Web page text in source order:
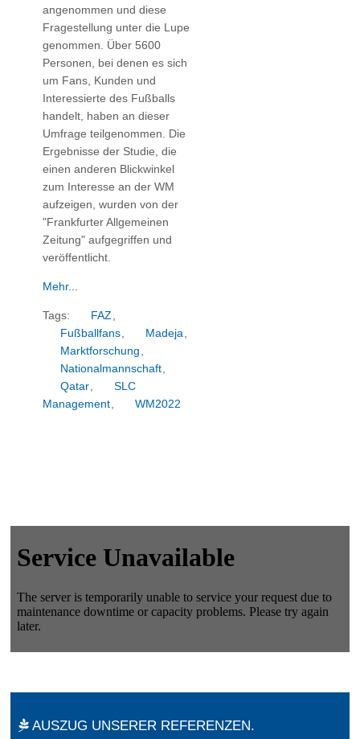
angenommen und diese
Fragestellung unter die Lupe
genommen. Über 5600
Personen, bei denen es sich
um Fans, Kunden und
Interessierte des Fußballs
handelt, haben an dieser
Umfrage teilgenommen. Die
Ergebnisse der Studie, die
einen anderen Blickwinkel
zum Interesse an der WM
aufzeigen, wurden von der
"Frankfurter Allgemeinen
Zeitung" aufgegriffen und
veröffentlicht.
Mehr...
Tags: FAZ
Fußballfans
Madeja
Marktforschung
Nationalmannschaft
Qatar
SLC
Management
WM2022
AUSZUG UNSERER REFERENZEN.